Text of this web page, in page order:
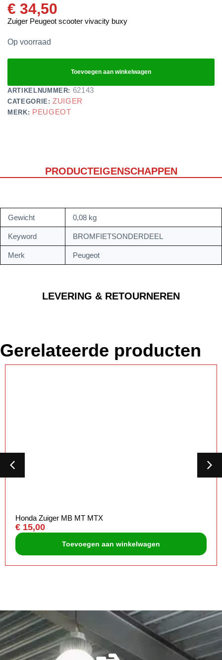
€ 34,50
Zuiger Peugeot scooter vivacity buxy
Op voorraad
Toevoegen aan winkelwagen
ARTIKELNUMMER: 62143
CATEGORIE:ZUIGER
MERK: PEUGEOT
PRODUCTEIGENSCHAPPEN
LEVERING & RETOURNEREN
Gewicht 0,08 kg
Keyword BROMFIETSONDERDEEL
Merk Peugeot
Gerelateerde producten
Honda Zuiger MB MT MTX
€ 15,00
Toevoegen aan winkelwagen